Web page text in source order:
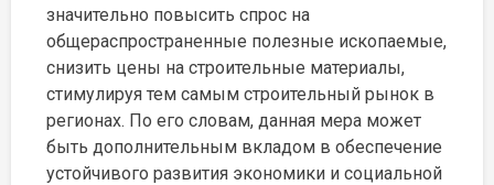
значительно повысить спрос на
общераспространенные полезные ископаемые,
снизить цены на строительные материалы,
стимулируя тем самым строительный рынок в
регионах. По его словам, данная мера может
быть дополнительным вкладом в обеспечение
устойчивого развития экономики и социальной